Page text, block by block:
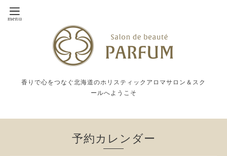
香りで心をつなぐ北海道のホリスティックアロマサロン＆スク
ールへようこそ
予約カレンダー